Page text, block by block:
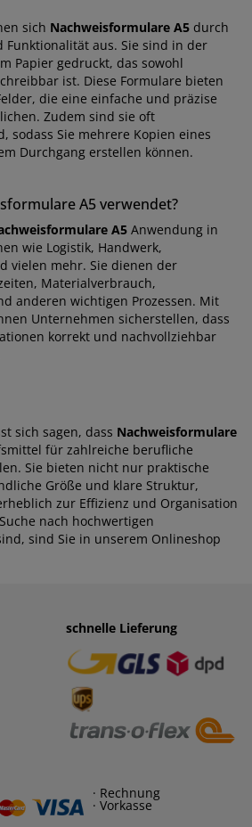
sich Nachweisformulare A5 durch
aus. Sie sind in der
Papier gedruckt, das sowohl
ist. Diese Formulare bieten
die eine einfache und präzise
Zudem sind sie oft
sodass Sie mehrere Kopien eines
Durchgang erstellen können.
A5 verwendet?
A5 Anwendung in
wie Logistik, Handwerk,
vielen mehr. Sie dienen der
Materialverbrauch,
anderen wichtigen Prozessen. Mit
Unternehmen sicherstellen, dass
korrekt und nachvollziehbar
sich sagen, dass Nachweisformulare
für zahlreiche berufliche
Sie bieten nicht nur praktische
Größe und klare Struktur,
zur Effizienz und Organisation
nach hochwertigen
sind Sie in unserem Onlineshop
einfaches Zahlen
· Rechnung
· Vorkasse
schnelle Lieferung
· Rechnung
· Vorkasse